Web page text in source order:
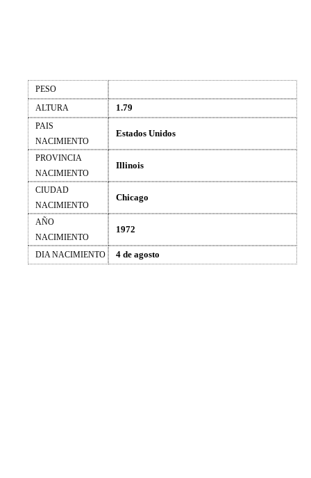
PESO
ALTURA
1.79
PAIS
NACIMIENTO
Estados Unidos
PROVINCIA
NACIMIENTO
Illinois
CIUDAD
NACIMIENTO
Chicago
AÑO
NACIMIENTO
1972
DIA NACIMIENTO 4 de agosto